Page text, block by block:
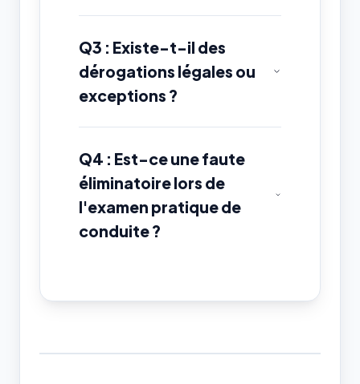
Q3 : Existe-t-il des
dérogations légales ou
exceptions ?
Q4 : Est-ce une faute
éliminatoire lors de
l'examen pratique de
conduite ?